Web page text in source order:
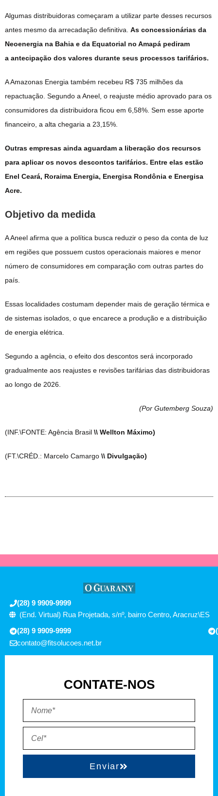
Algumas distribuidoras começaram a utilizar parte desses recursos
antes mesmo da arrecadação definitiva. As concessionárias da
Neoenergia na Bahia e da Equatorial no Amapá pediram
a antecipação dos valores durante seus processos tarifários.
A Amazonas Energia também recebeu R$ 735 milhões da
repactuação. Segundo a Aneel, o reajuste médio aprovado para os
consumidores da distribuidora ficou em 6,58%. Sem esse aporte
financeiro, a alta chegaria a 23,15%.
Outras empresas ainda aguardam a liberação dos recursos
para aplicar os novos descontos tarifários. Entre elas estão
Enel Ceará, Roraima Energia, Energisa Rondônia e Energisa
Acre.
Objetivo da medida
A Aneel afirma que a política busca reduzir o peso da conta de luz
em regiões que possuem custos operacionais maiores e menor
número de consumidores em comparação com outras partes do
país.
Essas localidades costumam depender mais de geração térmica e
de sistemas isolados, o que encarece a produção e a distribuição
de energia elétrica.
Segundo a agência, o efeito dos descontos será incorporado
gradualmente aos reajustes e revisões tarifárias das distribuidoras
ao longo de 2026.
(Por Gutemberg Souza)
(INF.\FONTE: Agência Brasil \\ Wellton Máximo)
(FT.\CRÉD.: Marcelo Camargo \\ Divulgação)
(28) 9 9909-9999
(End. Virtual) Rua Projetada, s/nº, bairro Centro, Aracruz\ES
(28) 9 9909-9999
contato@fitsolucoes.net.br
CONTATE-NOS
Enviar